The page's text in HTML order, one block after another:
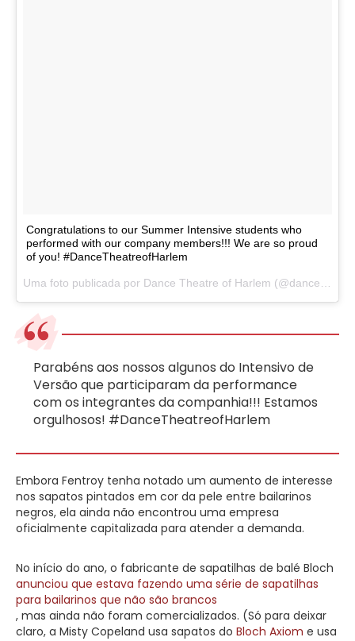
Congratulations to our Summer Intensive students who
performed with our company members!!! We are so proud
of you! #DanceTheatreofHarlem
Parabéns aos nossos algunos do Intensivo de
Versão que participaram da performance
com os integrantes da companhia!!! Estamos
orgulhosos! #DanceTheatreofHarlem
Embora Fentroy tenha notado um aumento de interesse
nos sapatos pintados em cor da pele entre bailarinos
negros, ela ainda não encontrou uma empresa
oficialmente capitalizada para atender a demanda.
No início do ano, o fabricante de sapatilhas de balé Bloch
anunciou que estava fazendo uma série de sapatilhas
para bailarinos que não são brancos
, mas ainda não foram comercializados. (Só para deixar
claro, a Misty Copeland usa sapatos do Bloch Axiom e usa